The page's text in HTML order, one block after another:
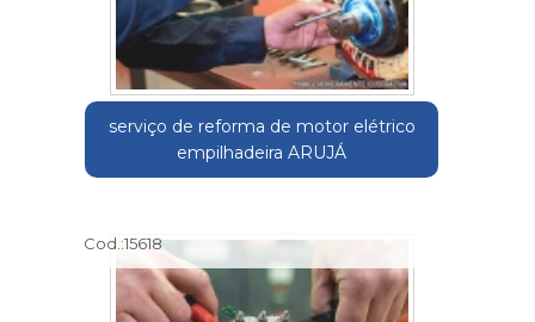
serviço de reforma de motor elétrico
empilhadeira ARUJÁ
Cod.:15618